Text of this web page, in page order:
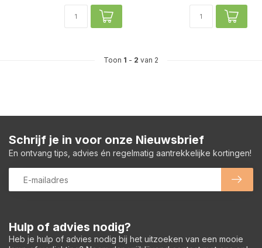
Toon 1 - 2 van 2
Hulp of advies nodig?
Heb je hulp of advies nodig bij het uitzoeken van een mooie
Schrijf je in voor onze Nieuwsbrief
En ontvang tips, advies én regelmatig aantrekkelijke kortingen!